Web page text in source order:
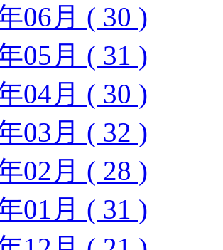
06月 ( 30 )
05月 ( 31 )
04月 ( 30 )
03月 ( 32 )
02月 ( 28 )
01月 ( 31 )